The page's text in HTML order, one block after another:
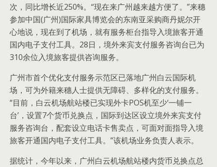
次，同比增长近250%。“现在来广州越来越方便了。”来穗
参加中国(广州)国际家具博览会的东南亚采购商丹妮尔开
心地说，现在到了机场，就有服务柜台指导入境旅客开通
国内电子支付工具。28日，境外来宾支付服务咨询台已为
310余位入境旅客提供咨询服务。
广州市首个优化支付服务示范区已落地广州白云国际机
场，可为外籍来穗人士提供无障碍、多样化的支付服务。
“目前，白云机场航站楼已实现外卡POS机至少‘一铺一
台’，设置7个货币兑换点，国际到达区设立境外来宾支付
服务咨询台，配套设立电话卡售卖点，可面对面指导入境
旅客开通国内电子支付工具。”该机场业务负责人表示。
据统计，今年以来，广州白云机场航站楼内货币兑换点总